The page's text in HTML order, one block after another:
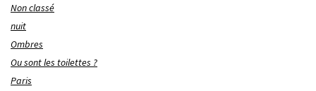
Non classé
nuit
Ombres
Ou sont les toilettes ?
Paris